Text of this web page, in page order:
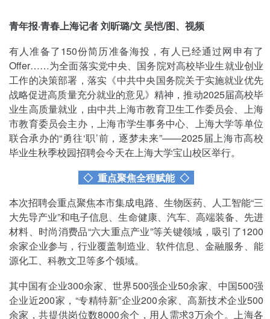
青年报·青春上海记者 刘昕璐/文 吴恺/图、视频
有人准备了150份简历准备海投，有人已经通过网申有了
Offer……为全面落实党中央、国务院对高校毕业生就业创业
工作的决策部署，落实《中共中央国务院关于实施就业优先
战略促进高质量充分就业的意见》精神，推动2025届高校毕
业生高质量就业，由中共上海市教育卫生工作委员会、上海
市教育委员会主办，上海市学生事务中心、上海大学等单位
联合承办的“勇往‘职’前，逐梦未来”——2025届上海市高校
毕业生秋季校园招聘会今天在上海大学宝山校区举行。
◇ 重点聚焦全程赋能 ◇
本次招聘会重点聚焦本市集成电路、生物医药、人工智能“三
大先导产业”和电子信息、生命健康、汽车、高端装备、先进
材料、时尚消费品“六大重点产业”等关键领域，吸引了1200
余家企业参与，行业覆盖制造业、软件信息、金融服务、能
源化工、科教文卫等多个领域。
其中国有企业300余家、世界500强企业50余家、中国500强
企业近200家，“专精特新”企业200余家、高新技术企业500
余家，共提供岗位数8000余个，用人需求3万余个。上海各